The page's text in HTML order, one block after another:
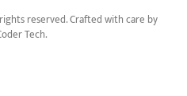
rights reserved. Crafted with care by
Tech.